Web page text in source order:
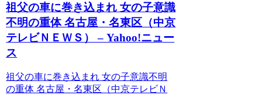
祖父の車に巻き込まれ 女の子意識
不明の重体 名古屋・名東区（中京
テレビＮＥＷＳ） – Yahoo!ニュー
ス
祖父の車に巻き込まれ 女の子意識不明
の重体 名古屋・名東区（中京テレビＮ